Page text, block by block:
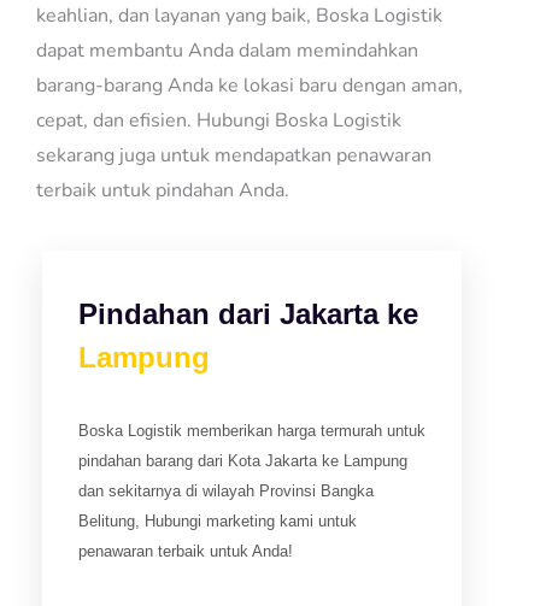
keahlian, dan layanan yang baik, Boska Logistik
dapat membantu Anda dalam memindahkan
barang-barang Anda ke lokasi baru dengan aman,
cepat, dan efisien. Hubungi Boska Logistik
sekarang juga untuk mendapatkan penawaran
terbaik untuk pindahan Anda.
Pindahan dari Jakarta ke
Lampung
Boska Logistik memberikan harga termurah untuk
pindahan barang dari Kota Jakarta ke Lampung
dan sekitarnya di wilayah Provinsi Bangka
Belitung, Hubungi marketing kami untuk
penawaran terbaik untuk Anda!